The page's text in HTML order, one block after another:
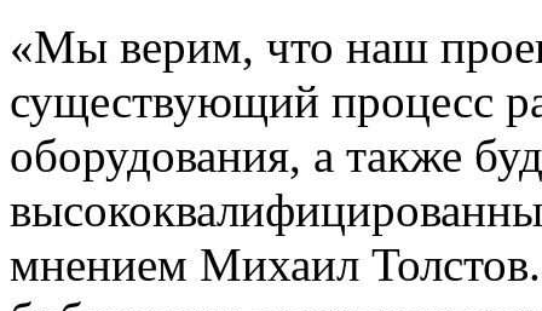
«Мы верим, что наш
существующий процесс
оборудования, а также
мнением Михаил